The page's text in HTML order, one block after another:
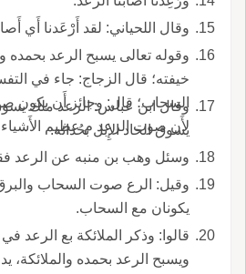
وقال اللحياني: لقد أَرْعَدنا أَي أَصابنا رَعد.
وقوله تعالى
خيفته؛ قال الزجاج: جاء في
لأَن صوت الرعد م عظيم الأَشياء.
وقال ابن عباس:
يسوق الحاد الإِبل بحُدائه.
وسئل وهب بن منبه عن الرعد فقال: الله أَعلم.
وقيل: الرع صوت السحاب
يكونان مع السحاب.
قالوا:
ويسبح الرعد بحمده